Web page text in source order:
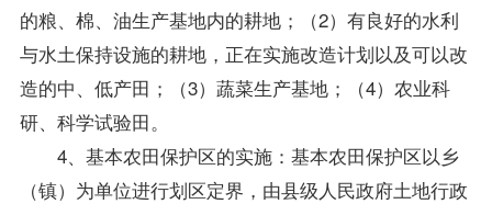
的粮、棉、油生产基地内的耕地；（2）有良好的水利
与水土保持设施的耕地，正在实施改造计划以及可以改
造的中、低产田；（3）蔬菜生产基地；（4）农业科
研、科学试验田。
4、基本农田保护区的实施：基本农田保护区以乡
（镇）为单位进行划区定界，由县级人民政府土地行政